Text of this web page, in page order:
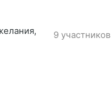
9 участников